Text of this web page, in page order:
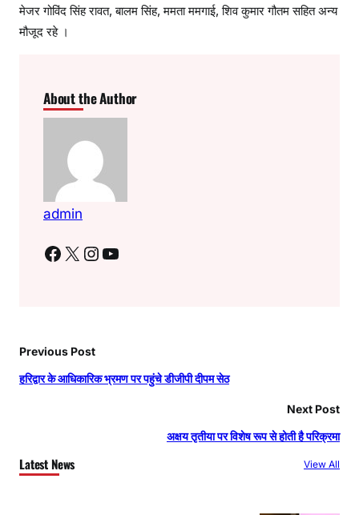
मेजर गोविंद सिंह रावत, बालम सिंह, ममता ममगाई, शिव कुमार गौतम सहित अन्य
मौजूद रहे ।
About the Author
admin
Facebook X Instagram YouTube
Previous Post
हरिद्वार के आधिकारिक भ्रमण पर पहुंचे डीजीपी दीपम सेठ
Next Post
अक्षय तृतीया पर विशेष रूप से होती है परिक्रमा
Latest News View All